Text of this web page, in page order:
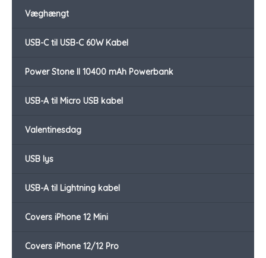
Væghængt
USB-C til USB-C 60W Kabel
Power Stone II 10400 mAh Powerbank
USB-A til Micro USB kabel
Valentinesdag
USB lys
USB-A til Lightning kabel
Covers iPhone 12 Mini
Covers iPhone 12/12 Pro